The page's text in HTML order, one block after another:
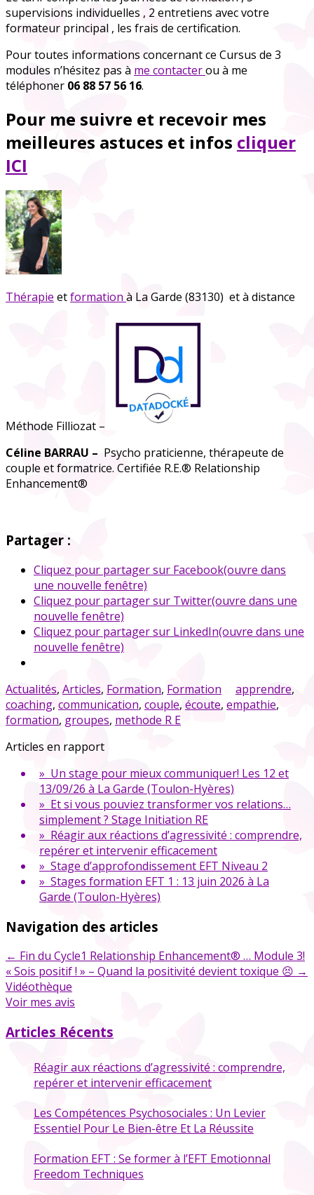
supervisions individuelles , 2 entretiens avec votre
formateur principal , les frais de certification.
Pour toutes informations concernant ce Cursus de 3
modules n’hésitez pas à me contacterou à me
téléphoner 06 88 57 56 16.
Pour me suivre et recevoir mes
meilleures astuces et infos cliquer
ICI
Thérapie etformationà La Garde (83130) et à distance
Méthode Filliozat –
Céline BARRAU – Psycho praticienne, thérapeute de
couple et formatrice. Certifiée R.E.® Relationship
Enhancement®
Partager :
Cliquez pour partager sur Facebook(ouvre dans
une nouvelle fenêtre)
Cliquez pour partager sur Twitter(ouvre dans une
nouvelle fenêtre)
Cliquez pour partager sur LinkedIn(ouvre dans une
nouvelle fenêtre)
Actualités, Articles, Formation, Formation apprendre,
coaching, communication, couple, écoute, empathie,
formation, groupes, methode R E
Articles en rapport
» Un stage pour mieux communiquer! Les 12 et
13/09/26 à La Garde (Toulon-Hyères)
» Et si vous pouviez transformer vos relations…
simplement ? Stage Initiation RE
» Réagir aux réactions d’agressivité : comprendre,
repérer et intervenir efficacement
» Stage d’approfondissement EFT Niveau 2
» Stages formation EFT 1 : 13 juin 2026 à La
Garde (Toulon-Hyères)
Navigation des articles
← Fin du Cycle1 Relationship Enhancement® … Module 3!
« Sois positif ! » – Quand la positivité devient toxique 😣 →
Vidéothèque
Voir mes avis
Articles Récents
Réagir aux réactions d’agressivité : comprendre,
repérer et intervenir efficacement
Les Compétences Psychosociales : Un Levier
Essentiel Pour Le Bien-être Et La Réussite
Formation EFT : Se former à l’EFT Emotionnal
Freedom Techniques